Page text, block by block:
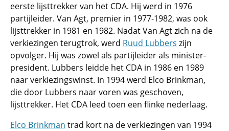
eerste lijsttrekker van het CDA. Hij werd in 1976
partijleider. Van Agt, premier in 1977-1982, was ook
lijsttrekker in 1981 en 1982. Nadat Van Agt zich na de
verkiezingen terugtrok, werd Ruud Lubbers zijn
opvolger. Hij was zowel als partijleider als minister-
president. Lubbers leidde het CDA in 1986 en 1989
naar verkiezingswinst. In 1994 werd Elco Brinkman,
die door Lubbers naar voren was geschoven,
lijsttrekker. Het CDA leed toen een flinke nederlaag.
Elco Brinkman trad kort na de verkiezingen van 1994